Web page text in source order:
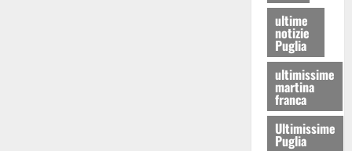
ultime
notizie
Puglia
ultimissime
martina
franca
Ultimissime
Puglia